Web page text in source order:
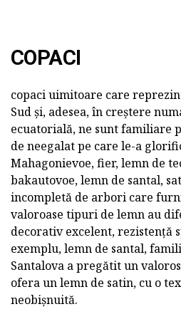
COPACI
copaci uimitoare care
Sud și, adesea, în creștere
ecuatorială, ne sunt familiare
de neegalat pe care le-a
Mahagonievoe, fier, lemn de
bakautovoe, lemn de santal,
incompletă de arbori care
valoroase tipuri de lemn au
decorativ excelent, rezistență
exemplu, lemn de santal,
Santalova a pregătit un
ofera un lemn de satin, cu o
neobișnuită.